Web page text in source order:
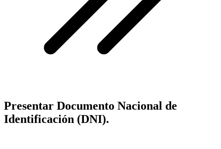
Presentar Documento Nacional de
Identificación (DNI).